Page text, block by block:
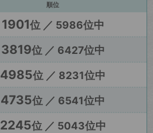
順位
1901位 ／ 5986位中
3819位 ／ 6427位中
4985位 ／ 8231位中
4735位 ／ 6541位中
2245位 ／ 5043位中